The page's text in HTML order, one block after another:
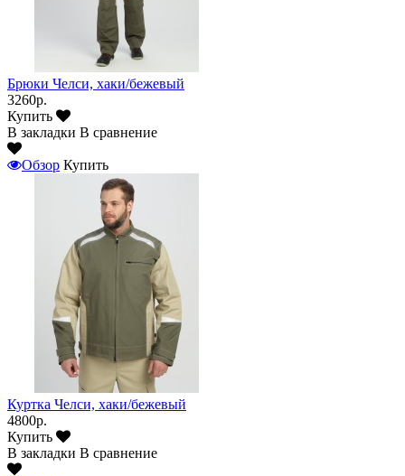
Брюки Челси, хаки/бежевый
3260р.
Купить
В закладки В сравнение
Обзор Купить
Куртка Челси, хаки/бежевый
4800р.
Купить
В закладки В сравнение